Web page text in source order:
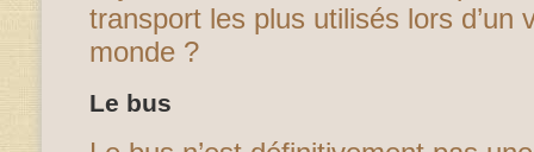
transport les plus utilisés lors d’un
monde ?
Le bus